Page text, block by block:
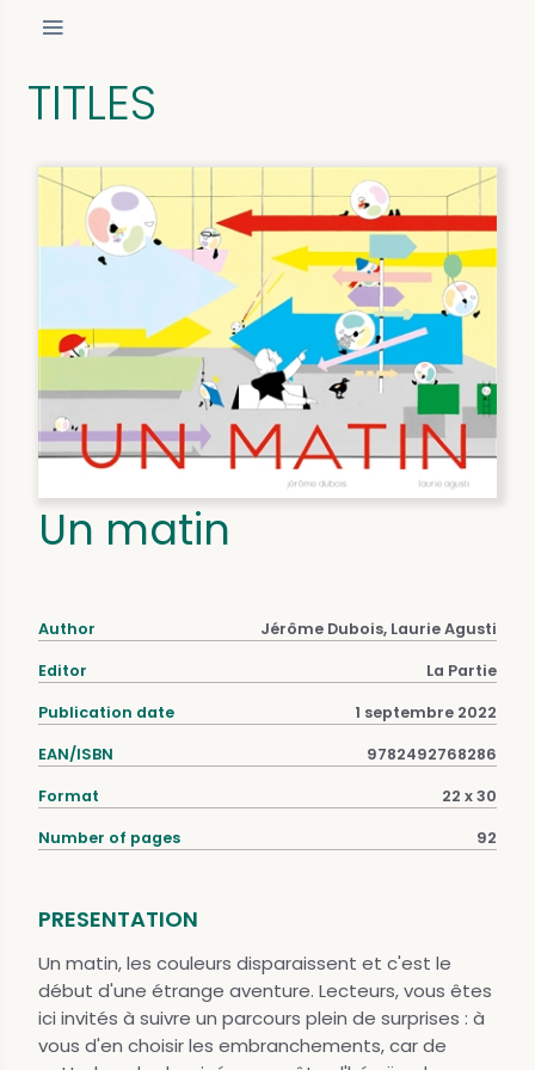
TITLES
Un matin
Author Jérôme Dubois, Laurie Agusti
Editor La Partie
Publication date 1 septembre 2022
EAN/ISBN 9782492768286
Format 22 x 30
Number of pages 92
PRESENTATION
Un matin, les couleurs disparaissent et c'est le
début d'une étrange aventure. Lecteurs, vous êtes
ici invités à suivre un parcours plein de surprises : à
vous d'en choisir les embranchements, car de